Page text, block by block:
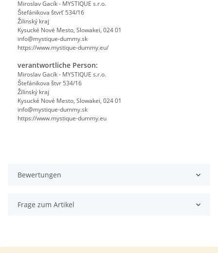
Miroslav Gacík - MYSTIQUE s.r.o.
Štefánikova štvrť 534/16
Žilinský kraj
Kysucké Nové Mesto, Slowakei, 024 01
info@mystique-dummy.sk
https://www.mystique-dummy.eu/
verantwortliche Person:
Miroslav Gacík - MYSTIQUE s.r.o.
Štefánikova štvr 534/16
Žilinský kraj
Kysucké Nové Mesto, Slowakei, 024 01
info@mystique-dummy.sk
https://www.mystique-dummy.eu
Bewertungen
Frage zum Artikel